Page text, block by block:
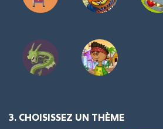
3. CHOISISSEZ UN THÈME